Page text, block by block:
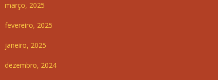
março, 2025
fevereiro, 2025
janeiro, 2025
dezembro, 2024